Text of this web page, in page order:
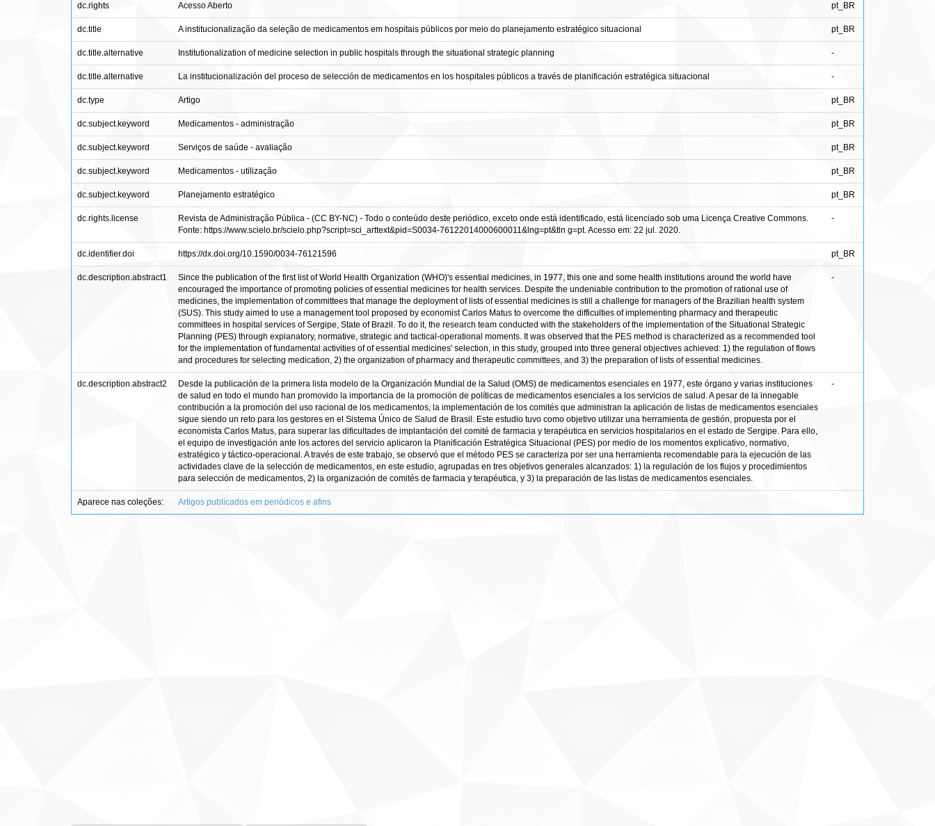
dc.rights Acesso Aberto pt_BR
dc.title A institucionalização da seleção de medicamentos em hospitais públicos por meio do planejamento estratégico situacional pt_BR
dc.title.alternative Institutionalization of medicine selection in public hospitals through the situational strategic planning -
dc.title.alternative La institucionalización del proceso de selección de medicamentos en los hospitales públicos a través de planificación estratégica situacional -
dc.type Artigo pt_BR
dc.subject.keyword Medicamentos - administração pt_BR
dc.subject.keyword Serviços de saúde - avaliação pt_BR
dc.subject.keyword Medicamentos - utilização pt_BR
dc.subject.keyword Planejamento estratégico pt_BR
dc.rights.license
Revista de Administração Pública - (CC BY-NC) - Todo o conteúdo deste periódico, exceto onde está identificado, está licenciado sob uma Licença Creative Commons.
Fonte: https://www.scielo.br/scielo.php?script=sci_arttext&pid=S0034-76122014000600011&lng=pt&tln g=pt. Acesso em: 22 jul. 2020.
-
dc.identifier.doi https://dx.doi.org/10.1590/0034-76121596 pt_BR
dc.description.abstract1
Since the publication of the first list of World Health Organization (WHO)'s essential medicines, in 1977, this one and some health institutions around the world have
encouraged the importance of promoting policies of essential medicines for health services. Despite the undeniable contribution to the promotion of rational use of
medicines, the implementation of committees that manage the deployment of lists of essential medicines is still a challenge for managers of the Brazilian health system
(SUS). This study aimed to use a management tool proposed by economist Carlos Matus to overcome the difficulties of implementing pharmacy and therapeutic
committees in hospital services of Sergipe, State of Brazil. To do it, the research team conducted with the stakeholders of the implementation of the Situational Strategic
Planning (PES) through explanatory, normative, strategic and tactical-operational moments. It was observed that the PES method is characterized as a recommended tool
for the implementation of fundamental activities of of essential medicines' selection, in this study, grouped into three general objectives achieved: 1) the regulation of flows
and procedures for selecting medication, 2) the organization of pharmacy and therapeutic committees, and 3) the preparation of lists of essential medicines.
-
dc.description.abstract2
Desde la publicación de la primera lista modelo de la Organización Mundial de la Salud (OMS) de medicamentos esenciales en 1977, este órgano y varias instituciones
de salud en todo el mundo han promovido la importancia de la promoción de políticas de medicamentos esenciales a los servicios de salud. A pesar de la innegable
contribución a la promoción del uso racional de los medicamentos, la implementación de los comités que administran la aplicación de listas de medicamentos esenciales
sigue siendo un reto para los gestores en el Sistema Único de Salud de Brasil. Este estudio tuvo como objetivo utilizar una herramienta de gestión, propuesta por el
economista Carlos Matus, para superar las dificultades de implantación del comité de farmacia y terapéutica en servicios hospitalarios en el estado de Sergipe. Para ello,
el equipo de investigación ante los actores del servicio aplicaron la Planificación Estratégica Situacional (PES) por medio de los momentos explicativo, normativo,
estratégico y táctico-operacional. A través de este trabajo, se observó que el método PES se caracteriza por ser una herramienta recomendable para la ejecución de las
actividades clave de la selección de medicamentos, en este estudio, agrupadas en tres objetivos generales alcanzados: 1) la regulación de los flujos y procedimientos
para selección de medicamentos, 2) la organización de comités de farmacia y terapéutica, y 3) la preparación de las listas de medicamentos esenciales.
-
Aparece nas coleções: Artigos publicados em periódicos e afins